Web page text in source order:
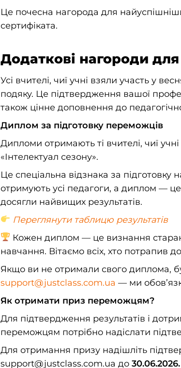
Це почесна нагорода для
сертифіката.
Додаткові нагороди для
Усі вчителі, чиї учні взяли участь у
подяку. Це підтвердження вашої
також цінне доповнення до
Диплом за підготовку переможців
Дипломи отримають ті вчителі, чиї
«Інтелектуал сезону».
Це спеціальна відзнака за підготовку
отримують усі педагоги, а диплом —
досягли найвищих результатів.
Переглянути таблицю результатів
Кожен диплом — це визнання
навчання. Вітаємо всіх, хто потрапив
Якщо ви не отримали свого диплома,
support@justclass.com.ua — ми
Як отримати приз переможцям?
Для підтвердження результатів і
переможцям потрібно надіслати
Для отримання призу надішліть
support@justclass.com.ua до 30.06.2026.